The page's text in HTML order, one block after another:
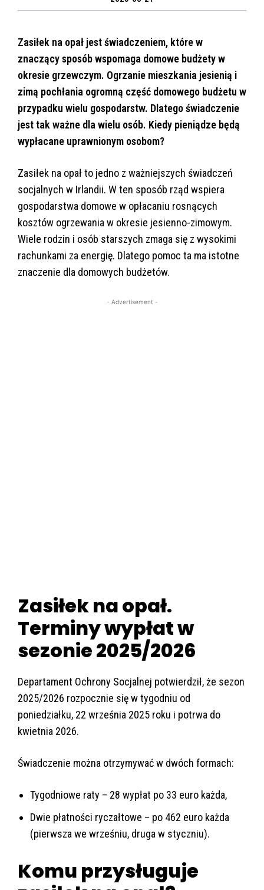
Zasiłek na opał jest świadczeniem, które w
znaczący sposób wspomaga domowe budżety w
okresie grzewczym. Ogrzanie mieszkania jesienią i
zimą pochłania ogromną część domowego budżetu w
przypadku wielu gospodarstw. Dlatego świadczenie
jest tak ważne dla wielu osób. Kiedy pieniądze będą
wypłacane uprawnionym osobom?
Zasiłek na opał to jedno z ważniejszych świadczeń
socjalnych w Irlandii. W ten sposób rząd wspiera
gospodarstwa domowe w opłacaniu rosnących
kosztów ogrzewania w okresie jesienno-zimowym.
Wiele rodzin i osób starszych zmaga się z wysokimi
rachunkami za energię. Dlatego pomoc ta ma istotne
znaczenie dla domowych budżetów.
- Advertisement -
Zasiłek na opał.
Terminy wypłat w
sezonie 2025/2026
Departament Ochrony Socjalnej potwierdził, że sezon
2025/2026 rozpocznie się w tygodniu od
poniedziałku, 22 września 2025 roku i potrwa do
kwietnia 2026.
Świadczenie można otrzymywać w dwóch formach:
Tygodniowe raty – 28 wypłat po 33 euro każda,
Dwie płatności ryczałtowe – po 462 euro każda
(pierwsza we wrześniu, druga w styczniu).
Komu przysługuje